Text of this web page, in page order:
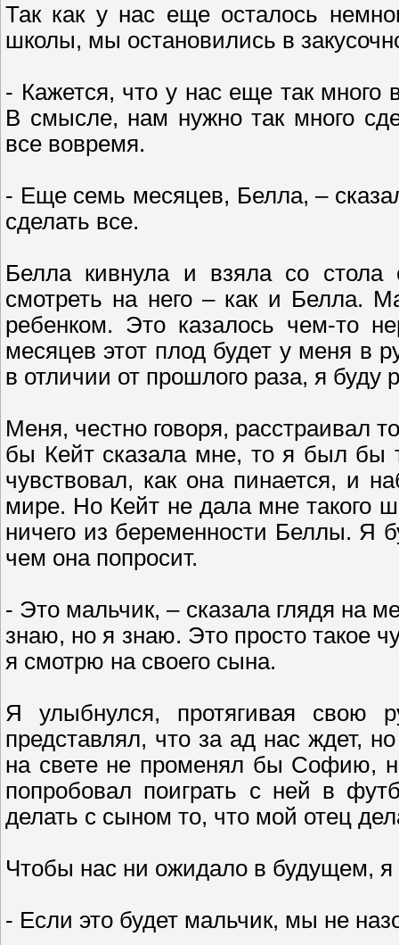
Так как у нас еще осталось
школы, мы остановились в
- Кажется, что у нас еще так
В смысле, нам нужно так много
все вовремя.
- Еще семь месяцев, Белла, –
сделать все.
Белла кивнула и взяла со
смотреть на него – как и Белла.
ребенком. Это казалось чем-то
месяцев этот плод будет у меня в
в отличии от прошлого раза, я
Меня, честно говоря, расстраивал
бы Кейт сказала мне, то я был
чувствовал, как она пинается, и
мире. Но Кейт не дала мне такого
ничего из беременности Беллы. Я
чем она попросит.
- Это мальчик, – сказала глядя на
знаю, но я знаю. Это просто такое
я смотрю на своего сына.
Я улыбнулся, протягивая свою
представлял, что за ад нас ждет,
на свете не променял бы Софию,
попробовал поиграть с ней в
делать с сыном то, что мой отец
Чтобы нас ни ожидало в будущем, я
- Если это будет мальчик, мы не